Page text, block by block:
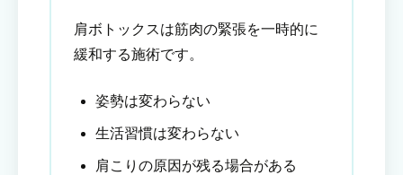
肩ボトックスは筋肉の緊張を一時的に
緩和する施術です。
姿勢は変わらない
生活習慣は変わらない
肩こりの原因が残る場合がある